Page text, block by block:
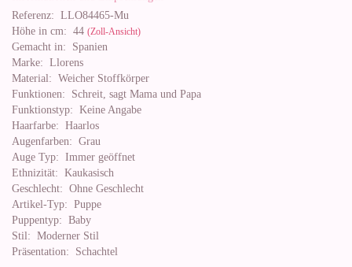
Referenz: LLO84465-Mu
Höhe in cm: 44 (Zoll-Ansicht)
Gemacht in: Spanien
Marke: Llorens
Material: Weicher Stoffkörper
Funktionen: Schreit, sagt Mama und Papa
Funktionstyp: Keine Angabe
Haarfarbe: Haarlos
Augenfarben: Grau
Auge Typ: Immer geöffnet
Ethnizität: Kaukasisch
Geschlecht: Ohne Geschlecht
Artikel-Typ: Puppe
Puppentyp: Baby
Stil: Moderner Stil
Präsentation: Schachtel